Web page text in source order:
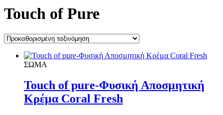
Touch of Pure
ΣΩΜΑ
Touch of pure-Φυσική Αποσμητική
Κρέμα Coral Fresh